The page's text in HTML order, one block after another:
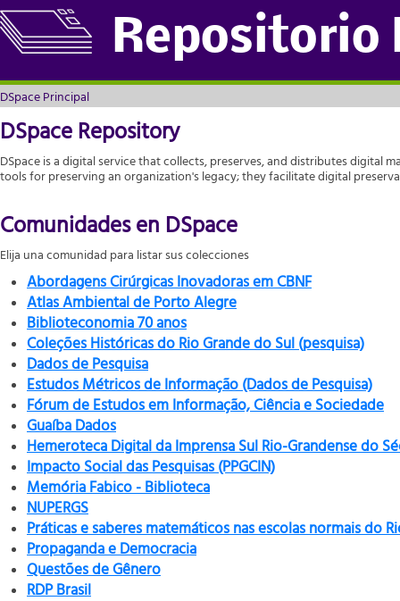
Repositorio
DSpace Principal
DSpace Principal
DSpace Repository
DSpace is a digital service that collects, preserves, and distributes digital
tools for preserving an organization's legacy; they facilitate digital
Comunidades en DSpace
Elija una comunidad para listar sus colecciones
Abordagens Cirúrgicas Inovadoras em CBNF
Atlas Ambiental de Porto Alegre
Biblioteconomia 70 anos
Coleções Históricas do Rio Grande do Sul (pesquisa)
Dados de Pesquisa
Estudos Métricos de Informação (Dados de Pesquisa)
Fórum de Estudos em Informação, Ciência e Sociedade
Guaíba Dados
Hemeroteca Digital da Imprensa Sul Rio-Grandense do
Impacto Social das Pesquisas (PPGCIN)
Memória Fabico - Biblioteca
NUPERGS
Práticas e saberes matemáticos nas escolas normais do
Propaganda e Democracia
Questões de Gênero
RDP Brasil